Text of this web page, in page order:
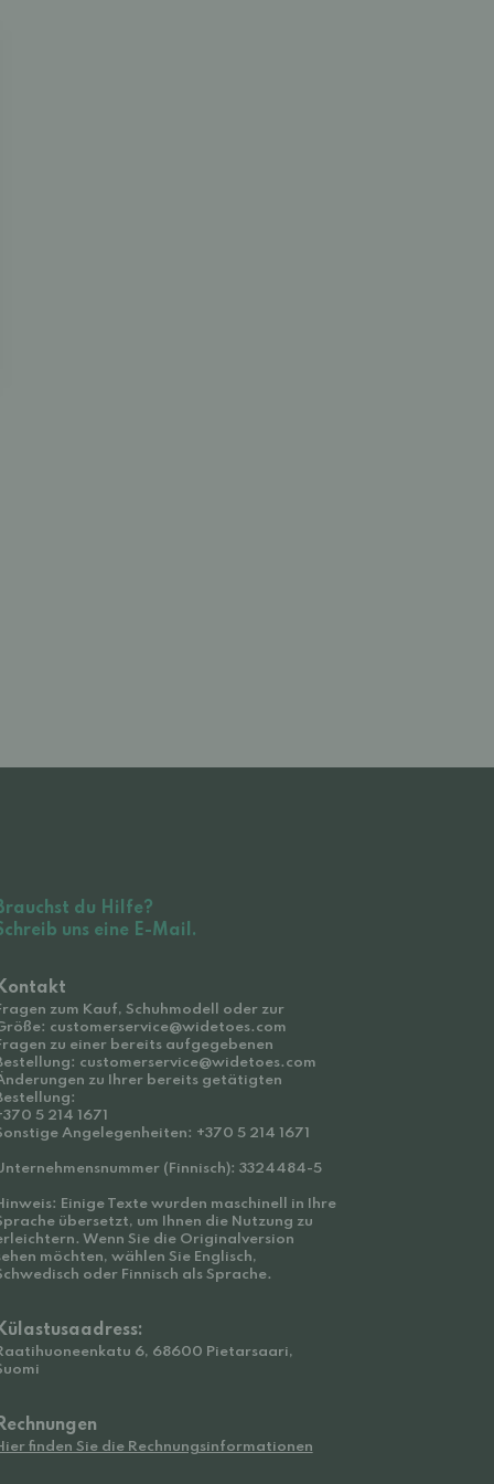
du Hilfe?
uns eine E-Mail.
Kontakt
zum Kauf, Schuhmodell oder zur
customerservice@widetoes.com
zu einer bereits aufgegebenen
customerservice@widetoes.com
zu Ihrer bereits getätigten
5 214 1671
Angelegenheiten: +370 5 214 1671
(Finnisch): 3324484-5
Einige Texte wurden maschinell in Ihre
übersetzt, um Ihnen die Nutzung zu
Wenn Sie die Originalversion
möchten, wählen Sie Englisch,
oder Finnisch als Sprache.
Külastusaadress:
6, 68600 Pietarsaari,
Rechnungen
finden Sie die Rechnungsinformationen